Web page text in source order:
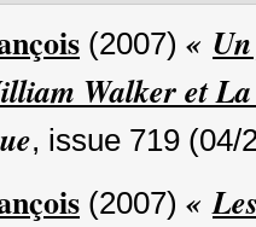
(2007) «
Walker et
, issue 719 (04/
(2007) «